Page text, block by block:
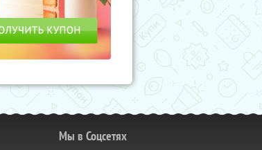
Мы в Соцсетях